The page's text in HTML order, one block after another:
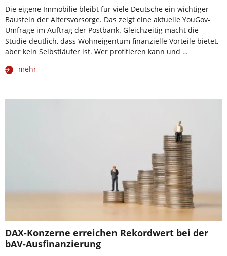
Die eigene Immobilie bleibt für viele Deutsche ein wichtiger
Baustein der Altersvorsorge. Das zeigt eine aktuelle YouGov-
Umfrage im Auftrag der Postbank. Gleichzeitig macht die
Studie deutlich, dass Wohneigentum finanzielle Vorteile bietet,
aber kein Selbstläufer ist. Wer profitieren kann und …
mehr
DAX-Konzerne erreichen Rekordwert bei der
bAV-Ausfinanzierung